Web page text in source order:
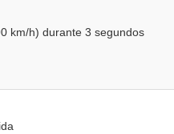
km/h) durante 3 segundos